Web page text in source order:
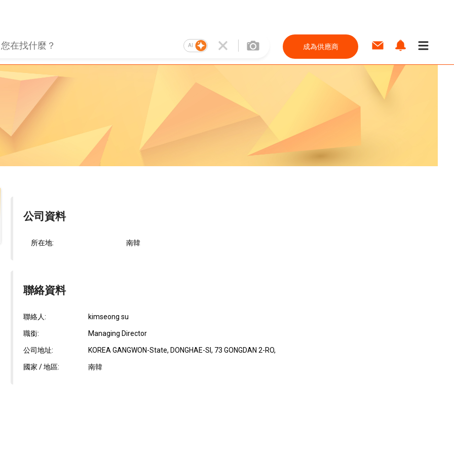
AI 成為供應商
公司資料
所在地: 南韓
聯絡資料
聯絡人: kimseong su
職銜: Managing Director
公司地址: KOREA GANGWON-State, DONGHAE-SI, 73 GONGDAN 2-RO,
國家 / 地區: 南韓